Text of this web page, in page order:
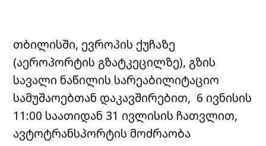
თბილისში, ევროპის ქუჩაზე
(აეროპორტის გზატკეცილზე), გზის
სავალი ნაწილის სარეაბილიტაციო
სამუშაოებთან დაკავშირებით, 6 ივნისის
11:00 საათიდან 31 ივლისის ჩათვლით,
ავტოტრანსპორტის მოძრაობა